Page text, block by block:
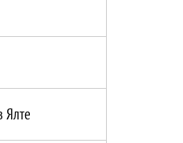
Ялте